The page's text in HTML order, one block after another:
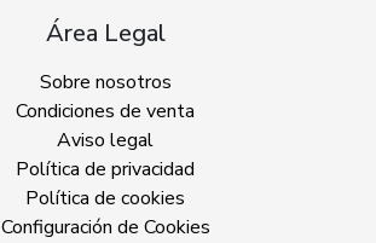
Área Legal
Sobre nosotros
Condiciones de venta
Aviso legal
Política de privacidad
Política de cookies
Configuración de Cookies